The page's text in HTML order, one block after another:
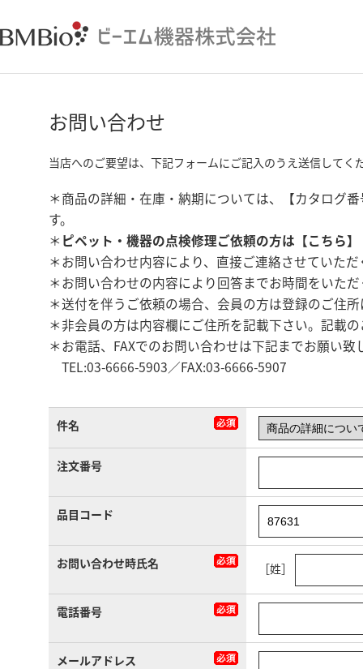
お問い合わせ
当店へのご要望は、下記フォームにご記入のうえ送信してく
＊商品の詳細・在庫・納期については、【カタログ
す。
＊ ピペット・機器の点検修理ご依頼の方は【こちら】
＊お問い合わせ内容により、直接ご連絡させていた
＊お問い合わせの内容により回答までお時間をいた
＊送付を伴うご依頼の場合、会員の方は登録のご住
＊非会員の方は内容欄にご住所を記載下さい。記載
＊お電話、FAXでのお問い合わせは下記までお願い致
TEL:03-6666-5903／FAX:03-6666-5907
件名
注文番号
品目コード
お問い合わせ時氏名 ［姓］
電話番号
メールアドレス